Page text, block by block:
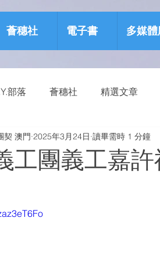
薈穗社 電子書 多媒體
部落 薈穗社 精選文章
資源包 健康生活
工團義工嘉許
契 澳門 2025年3月24日 讀畢需時 1 分鐘